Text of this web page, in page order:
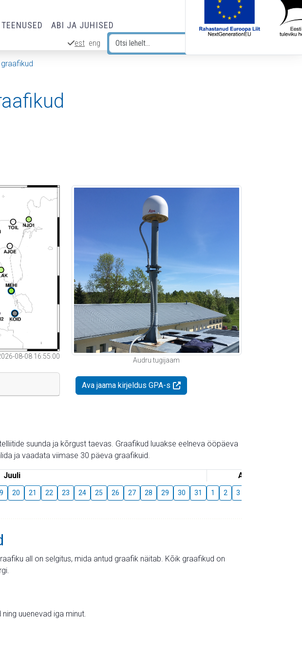
TEENUSED ABI JA JUHISED
est eng
08-08 16:55:00
Audru tugijaam
Ava jaama kirjeldus GPA-s
suunda ja kõrgust taevas. Graafikud luuakse eelneva ööpäeva
ja vaadata viimase 30 päeva graafikuid.
Juuli August
20 21 22 23 24 25 26 27 28 29 30 31 1 2 3
all on selgitus, mida antud graafik näitab. Kõik graafikud on
uuenevad iga minut.